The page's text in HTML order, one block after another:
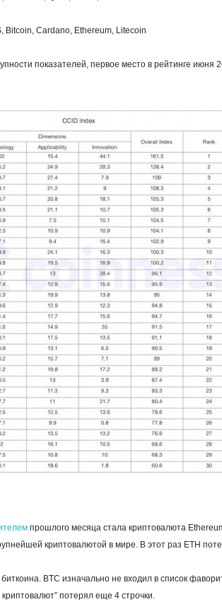
Bitcoin, Cardano, Ethereum, Litecoin
показателей, первое место в рейтинге июня
прошлого месяца стала криптовалюта
криптовалютой в мире. В этот раз ETH
BTC изначально не входил в список
криптовалют” потерял еще 4 строчки.